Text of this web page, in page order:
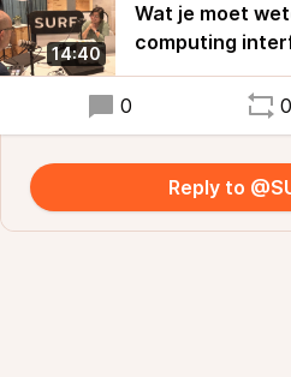
14:40
Wat je moet
computing
0 0
Reply to